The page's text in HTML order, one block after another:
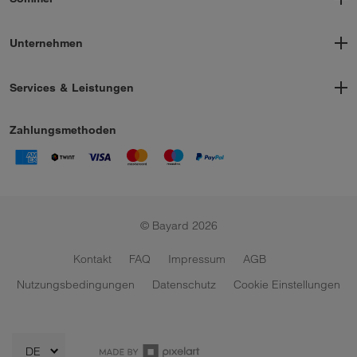
Klettern & Bergsteigen Zermatt - Bayard
Unternehmen
Kontakt
Services & Leistungen
Ski- und Snowboardservice
Skidepots
Zahlungsmethoden
© Bayard 2026
Kontakt FAQ Impressum
AGB
Nutzungsbedingungen
Datenschutz Cookie Einstellungen